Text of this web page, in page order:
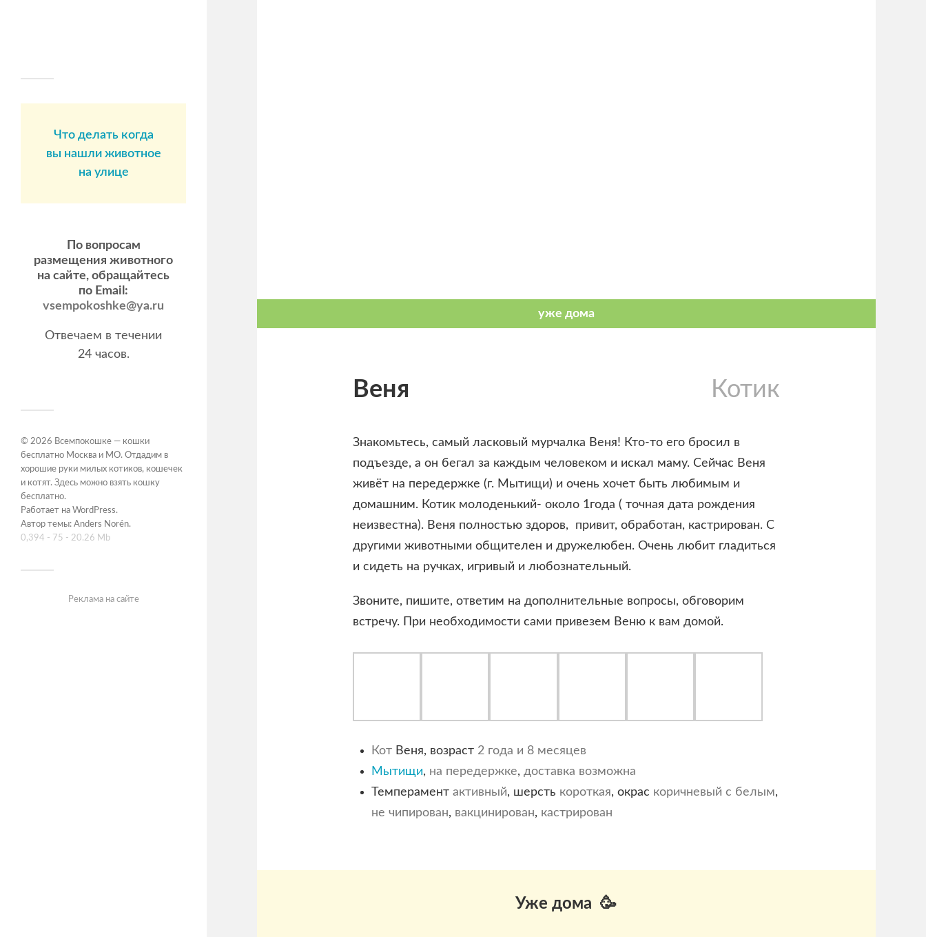
Что делать когда
вы нашли животное
на улице
По вопросам
размещения животного
на сайте, обращайтесь
по Email:
vsempokoshke@ya.ru
Отвечаем в течении
24 часов.
© 2026 Всемпокошке — кошки
бесплатно Москва и МО. Отдадим в
хорошие руки милых котиков, кошечек
и котят. Здесь можно взять кошку
бесплатно.
Работает на WordPress.
Автор темы: Anders Norén.
0,394 - 75 - 20.26 Mb
Реклама на сайте
Котик
Веня
Знакомьтесь, самый ласковый мурчалка Веня! Кто-то его бросил в
подъезде, а он бегал за каждым человеком и искал маму. Сейчас Веня
живёт на передержке (г. Мытищи) и очень хочет быть любимым и
домашним. Котик молоденький- около 1года ( точная дата рождения
неизвестна). Веня полностью здоров, привит, обработан, кастрирован. С
другими животными общителен и дружелюбен. Очень любит гладиться
и сидеть на ручках, игривый и любознательный.
Звоните, пишите, ответим на дополнительные вопросы, обговорим
встречу. При необходимости сами привезем Веню к вам домой.
КотВеня, возраст 2 года и 8 месяцев
Мытищи, на передержке, доставка возможна
Темперамент активный, шерсть короткая, окрас коричневый с белым,
не чипирован, вакцинирован, кастрирован
Уже дома 🥳